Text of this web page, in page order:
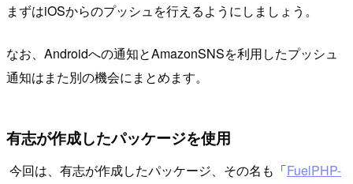
まずはiOSからのプッシュを行えるようにしましょう。
なお、Androidへの通知とAmazonSNSを利用したプッシュ
通知はまた別の機会にまとめます。
有志が作成したパッケージを使用
今回は、有志が作成したパッケージ、その名も「FuelPHP-